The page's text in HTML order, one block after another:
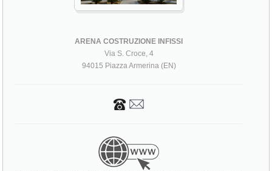
ARENA COSTRUZIONE INFISSI
Via S. Croce, 4
94015 Piazza Armerina (EN)